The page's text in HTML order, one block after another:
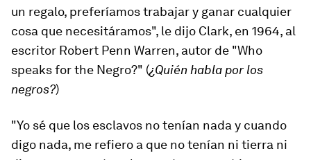
un regalo, preferíamos trabajar y ganar cualquier
cosa que necesitáramos", le dijo Clark, en 1964, al
escritor Robert Penn Warren, autor de "Who
speaks for the Negro?" (¿Quién habla porlos
negros?)
"Yo sé que los esclavos no tenían nada y cuando
digo nada, me refiero a que no tenían ni tierra ni